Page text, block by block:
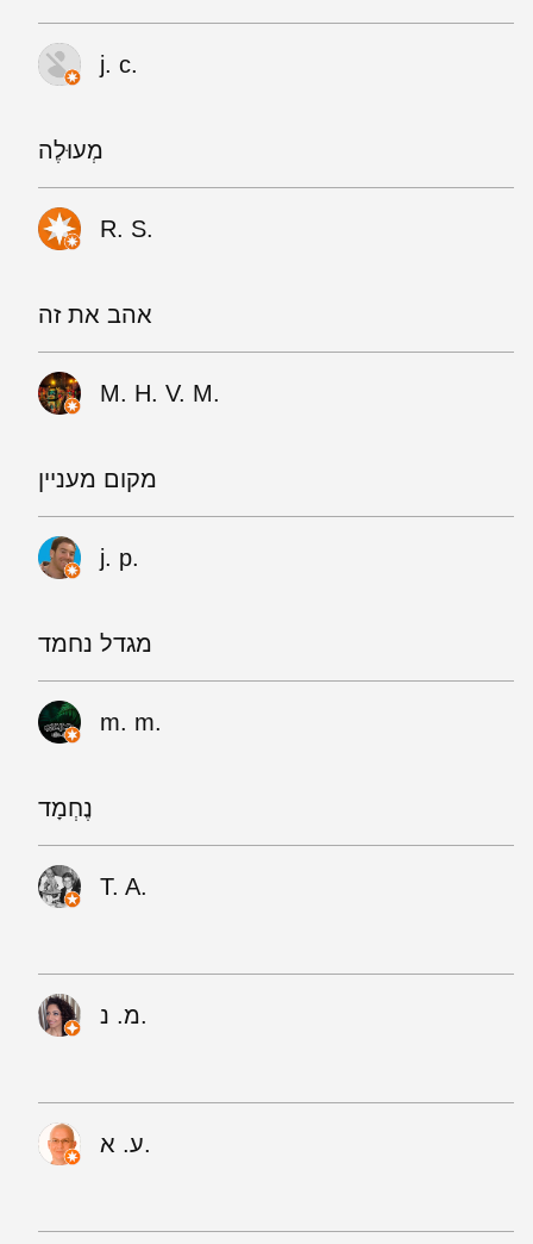
j. c.
מְעוּלֶה
R. S.
אהב את זה
M. H. V. M.
מקום מעניין
j. p.
מגדל נחמד
m. m.
נֶחְמָד
T. A.
מ. נ.
ע. א.